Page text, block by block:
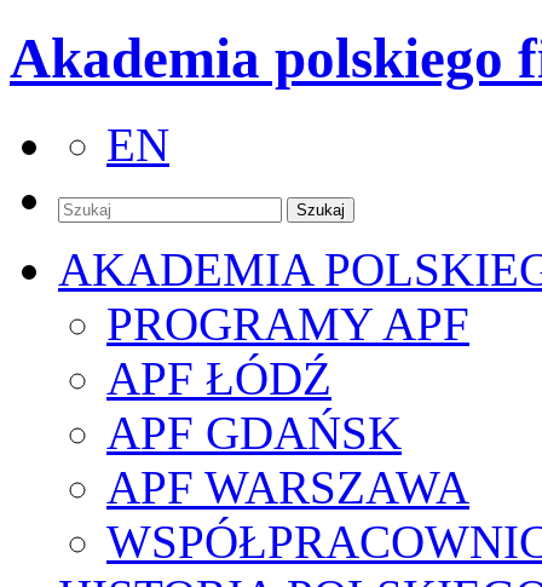
Akademia polskiego
EN
AKADEMIA
PROGRAMY APF
APF ŁÓDŹ
APF GDAŃSK
APF WARSZAWA